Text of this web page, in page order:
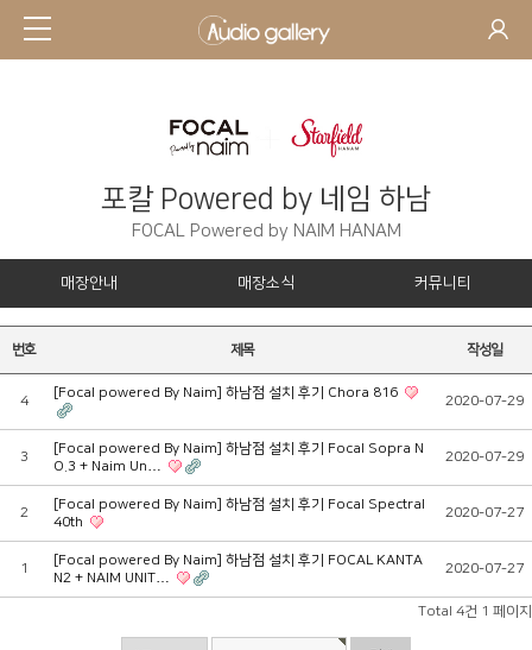
포칼 Powered by 네임 하남
FOCAL Powered by NAIM HANAM
매장안내 매장소식 커뮤니티
번호 제목 작성일
4
[Focal powered By Naim] 하남점 설치 후기 Chora 816
2020-07-29
3
[Focal powered By Naim] 하남점 설치 후기 Focal Sopra N
O.3 + Naim Un…
2020-07-29
2
[Focal powered By Naim] 하남점 설치 후기 Focal Spectral
40th
2020-07-27
1
[Focal powered By Naim] 하남점 설치 후기 FOCAL KANTA
N2 + NAIM UNIT…
2020-07-27
Total 4건 1 페이지